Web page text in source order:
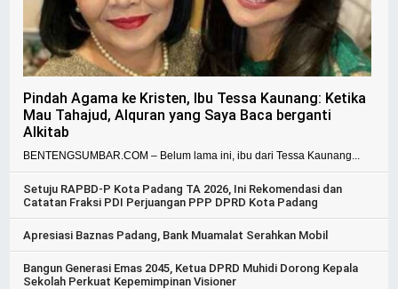
Pindah Agama ke Kristen, Ibu Tessa Kaunang: Ketika
Mau Tahajud, Alquran yang Saya Baca berganti
Alkitab
BENTENGSUMBAR.COM – Belum lama ini, ibu dari Tessa Kaunang...
Setuju RAPBD-P Kota Padang TA 2026, Ini Rekomendasi dan
Catatan Fraksi PDI Perjuangan PPP DPRD Kota Padang
Apresiasi Baznas Padang, Bank Muamalat Serahkan Mobil
Bangun Generasi Emas 2045, Ketua DPRD Muhidi Dorong Kepala
Sekolah Perkuat Kepemimpinan Visioner